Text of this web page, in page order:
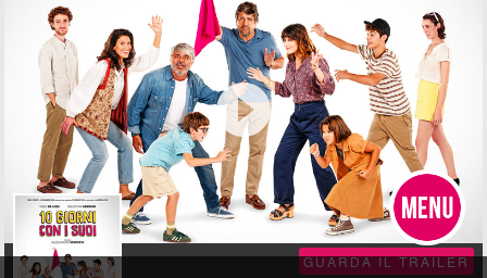

GUARDA IL TRAILER